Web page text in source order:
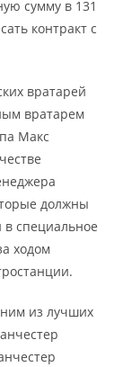
сумму в 131
контракт с
вратарей
вратарем
Макс
должны
в специальное
ходом
из лучших